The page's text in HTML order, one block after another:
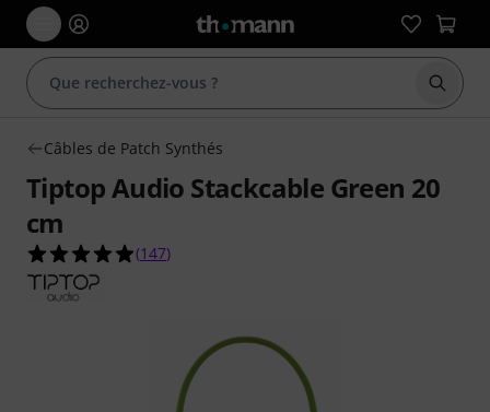
Câbles de Patch Synthés
Tiptop Audio Stackcable Green 20
cm
4.9 étoiles sur 5 d'après 147 évaluations clients
(147)